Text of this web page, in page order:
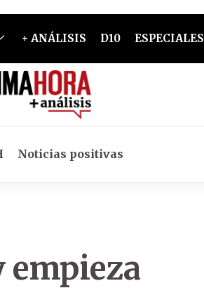
+ ANÁLISIS D10 ESPECIALES
Noticias positivas
empieza